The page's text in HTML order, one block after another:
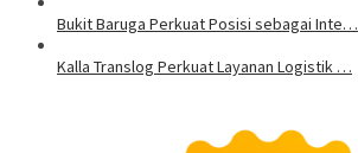
Bukit Baruga Perkuat Posisi sebagai Inte…
Kalla Translog Perkuat Layanan Logistik …